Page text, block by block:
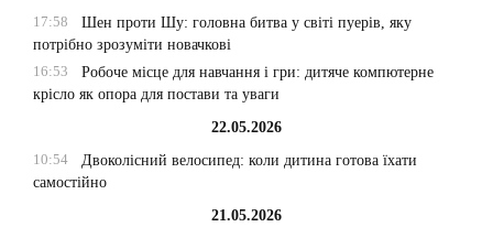
17:58
Шен проти Шу: головна битва у світі пуерів, яку
потрібно зрозуміти новачкові
16:53
Робоче місце для навчання і гри: дитяче компютерне
крісло як опора для постави та уваги
22.05.2026
10:54
Двоколісний велосипед: коли дитина готова їхати
самостійно
21.05.2026